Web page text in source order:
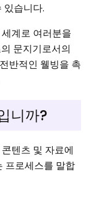
있습니다.
계로 여러분을
문지기로서의
반적인 웰빙을 촉
니까?
텐츠 및 자료에
프로세스를 말합